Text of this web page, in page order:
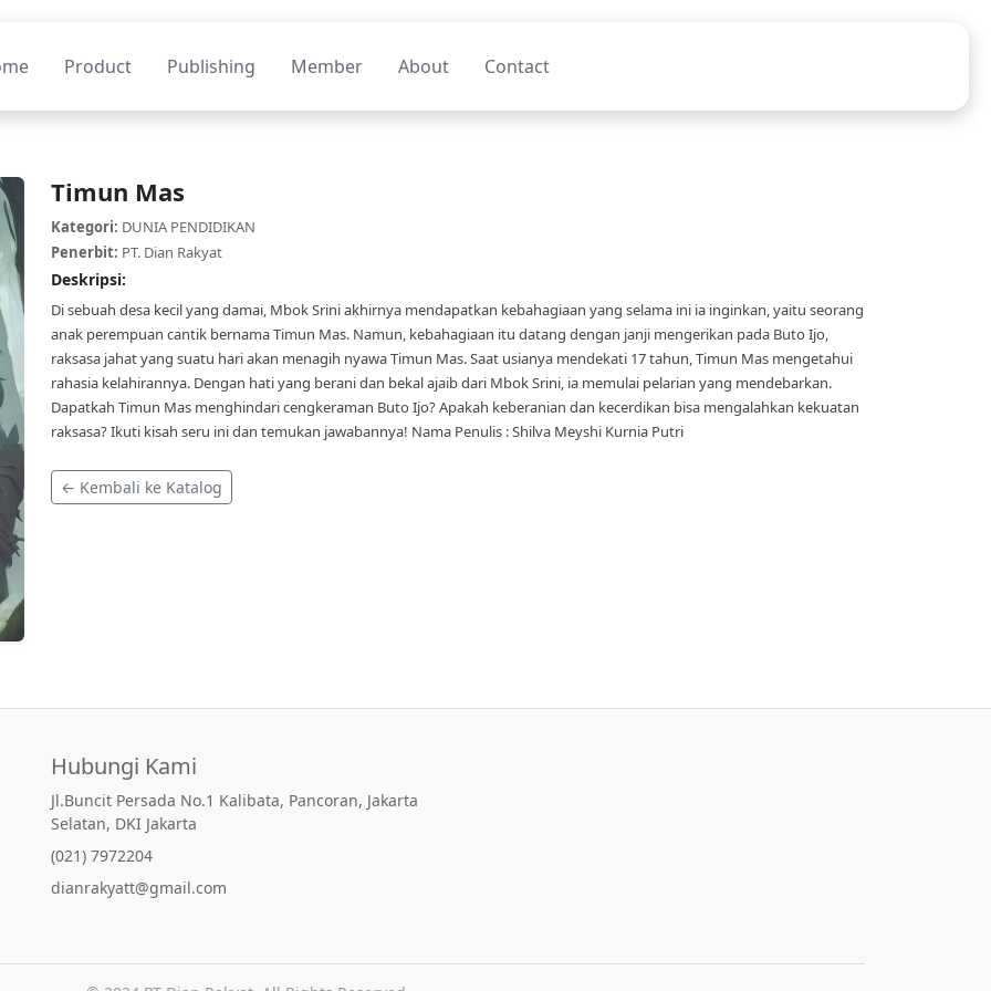
Product Publishing Member About Contact
Timun Mas
Kategori: DUNIA PENDIDIKAN
Penerbit: PT. Dian Rakyat
Deskripsi:
Di sebuah desa kecil yang damai, Mbok Srini akhirnya mendapatkan kebahagiaan yang selama ini ia inginkan, yaitu seorang
anak perempuan cantik bernama Timun Mas. Namun, kebahagiaan itu datang dengan janji mengerikan pada Buto Ijo,
raksasa jahat yang suatu hari akan menagih nyawa Timun Mas. Saat usianya mendekati 17 tahun, Timun Mas mengetahui
rahasia kelahirannya. Dengan hati yang berani dan bekal ajaib dari Mbok Srini, ia memulai pelarian yang mendebarkan.
Dapatkah Timun Mas menghindari cengkeraman Buto Ijo? Apakah keberanian dan kecerdikan bisa mengalahkan kekuatan
raksasa? Ikuti kisah seru ini dan temukan jawabannya! Nama Penulis : Shilva Meyshi Kurnia Putri
← Kembali ke Katalog
Hubungi Kami
Jl.Buncit Persada No.1 Kalibata, Pancoran, Jakarta
Selatan, DKI Jakarta
(021) 7972204
dianrakyatt@gmail.com